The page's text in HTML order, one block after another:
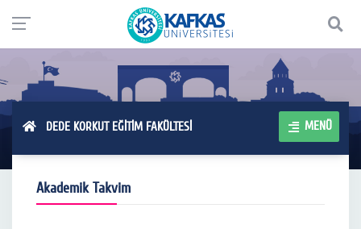
DEDE KORKUT EĞİTİM FAKÜLTESİ MENÜ
Akademik Takvim